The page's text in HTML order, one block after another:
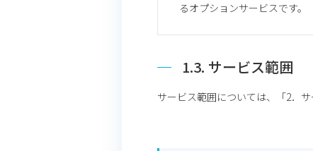
るオプションサービスです。
1.3. サービス範囲
サービス範囲については、「2．